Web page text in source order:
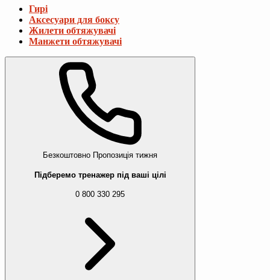
Гирі
Аксесуари для боксу
Жилети обтяжувачі
Манжети обтяжувачі
Безкоштовно Пропозиція тижня
Підберемо тренажер під ваші цілі
0 800 330 295